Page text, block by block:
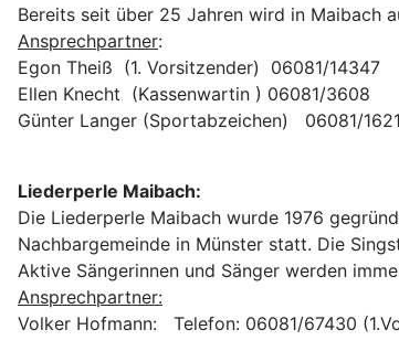
Bereits seit über 25 Jahren wird in Maibach
Ansprechpartner:
Egon Theiß (1. Vorsitzender) 06081/14347
Ellen Knecht (Kassenwartin ) 06081/3608
Günter Langer (Sportabzeichen) 06081/
Liederperle Maibach:
Die Liederperle Maibach wurde 1976
Nachbargemeinde in Münster statt. Die
Aktive Sängerinnen und Sänger werden
Ansprechpartner:
Volker Hofmann: Telefon: 06081/67430